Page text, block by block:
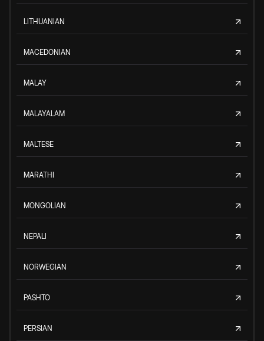
LITHUANIAN
MACEDONIAN
MALAY
MALAYALAM
MALTESE
MARATHI
MONGOLIAN
NEPALI
NORWEGIAN
PASHTO
PERSIAN